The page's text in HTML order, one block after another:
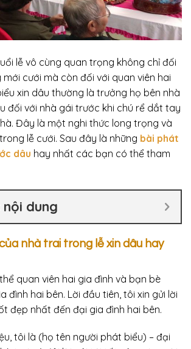
lễ vô cùng quan trọng không chỉ đối
cưới mà còn đối với quan viên hai
xin dâu thường là trưởng họ bên nhà
đối với nhà gái trước khi chú rể dắt tay
Đây là một nghi thức long trọng và
lễ cưới. Sau đây là những bài phát
dâu hay nhất các bạn có thể tham
dung
nhà trai trong lễ xin dâu hay
quan viên hai gia đình và bạn bè
đình hai bên. Lời đầu tiên, tôi xin gửi lời
đẹp nhất đến đại gia đình hai bên.
tôi là (họ tên người phát biểu) – đại